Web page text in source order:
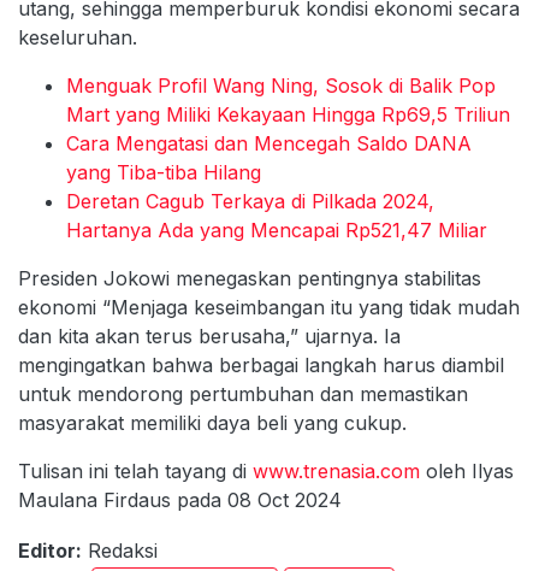
utang, sehingga memperburuk kondisi ekonomi secara
keseluruhan.
Menguak Profil Wang Ning, Sosok di Balik Pop
Mart yang Miliki Kekayaan Hingga Rp69,5 Triliun
Cara Mengatasi dan Mencegah Saldo DANA
yang Tiba-tiba Hilang
Deretan Cagub Terkaya di Pilkada 2024,
Hartanya Ada yang Mencapai Rp521,47 Miliar
Presiden Jokowi menegaskan pentingnya stabilitas
ekonomi “Menjaga keseimbangan itu yang tidak mudah
dan kita akan terus berusaha,” ujarnya. Ia
mengingatkan bahwa berbagai langkah harus diambil
untuk mendorong pertumbuhan dan memastikan
masyarakat memiliki daya beli yang cukup.
Tulisan ini telah tayang di www.trenasia.com oleh Ilyas
Maulana Firdaus pada 08 Oct 2024
Editor: Redaksi